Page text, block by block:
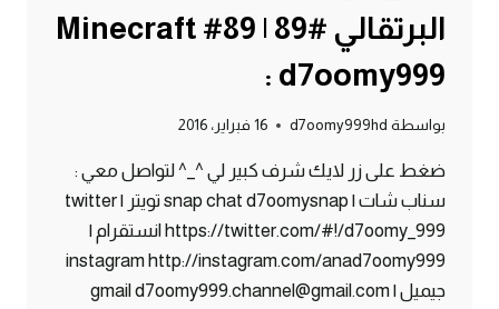
البرتقالي #89 | 89# Minecraft
: d7oomy999
بواسطة d7oomy999hd 16 فبراير، 2016
ضغط على زر لايك شرف كبير لي ^_^ لتواصل معي :
سناب شات | snap chat d7oomysnap تويتر | twitter
https://twitter.com/#!/d7oomy_999 انستقرام |
instagram http://instagram.com/anad7oomy999
جيميل | gmail d7oomy999.channel@gmail.com